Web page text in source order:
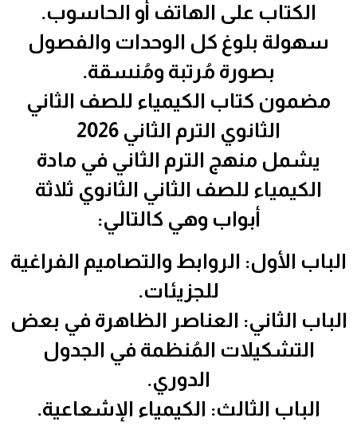
الكتاب على الهاتف أو الحاسوب.
سهولة بلوغ كل الوحدات والفصول
بصورة مُرتبة ومُنسقة.
مضمون كتاب الكيمياء للصف الثاني
الثانوي الترم الثاني 2026
يشمل منهج الترم الثاني في مادة
الكيمياء للصف الثاني الثانوي ثلاثة
أبواب وهي كالتالي:
الباب الأول: الروابط والتصاميم الفراغية
للجزيئات.
الباب الثاني: العناصر الظاهرة في بعض
التشكيلات المُنظمة في الجدول
الدوري.
الباب الثالث: الكيمياء الإشعاعية.